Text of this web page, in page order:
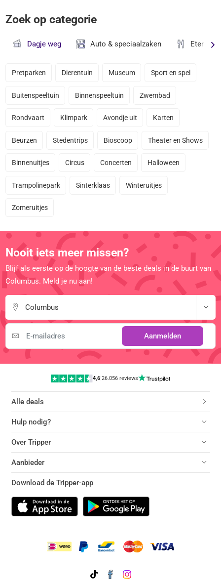
Zoek op categorie
Dagje weg Auto & speciaalzaken Eten &
Pretparken Dierentuin Museum Sport en spel
Buitenspeeltuin Binnenspeeltuin Zwembad
Rondvaart Klimpark Avondje uit Karten
Beurzen Stedentrips Bioscoop Theater en Shows
Binnenuitjes Circus Concerten Halloween
Trampolinepark Sinterklaas Winteruitjes
Zomeruitjes
Nooit iets meer missen?
Blijf als eerste op de hoogte van de beste deals in de buurt van
Columbus. Meld je nu aan!
Columbus
Aanmelden
4,6|26.056 reviews
Alle deals
Hulp nodig?
Over Tripper
Aanbieder
Download de Tripper-app